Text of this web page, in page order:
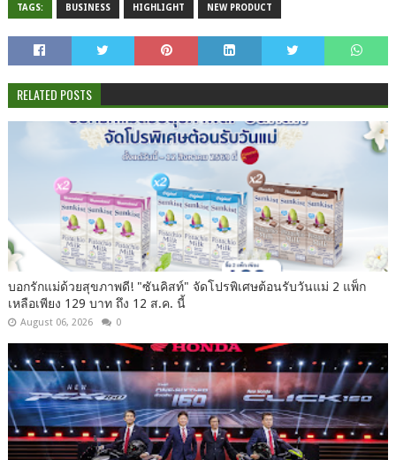
TAGS: BUSINESS HIGHLIGHT NEW PRODUCT
RELATED POSTS
บอกรักแม่ด้วยสุขภาพดี! "ซันคิสท์" จัดโปรพิเศษต้อนรับวันแม่ 2 แพ็ก
เหลือเพียง 129 บาท ถึง 12 ส.ค. นี้
August 06, 2026 0